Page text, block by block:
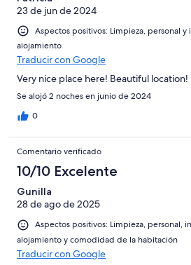
23 de jun de 2024
Aspectos positivos: Limpieza, personal y
alojamiento
Traducir con Google
Very nice place here! Beautiful location!
Se alojó 2 noches en junio de 2024
0
Comentario verificado
10/10 Excelente
Gunilla
28 de ago de 2025
Aspectos positivos: Limpieza, personal,
alojamiento y comodidad de la habitación
Traducir con Google